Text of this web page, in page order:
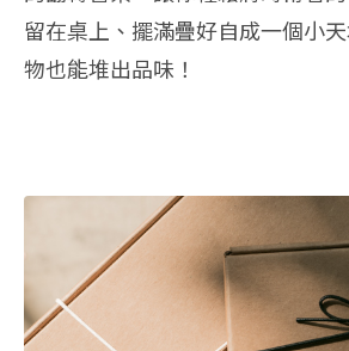
留在桌上、擺滿疊好自成一個小
物也能堆出品味！